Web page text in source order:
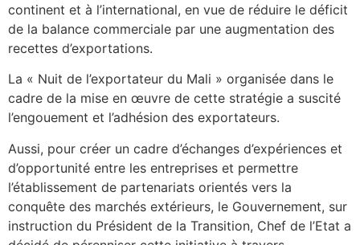
continent et à l’international, en vue de réduire le déficit
de la balance commerciale par une augmentation des
recettes d’exportations.
La « Nuit de l’exportateur du Mali » organisée dans le
cadre de la mise en œuvre de cette stratégie a suscité
l’engouement et l’adhésion des exportateurs.
Aussi, pour créer un cadre d’échanges d’expériences et
d’opportunité entre les entreprises et permettre
l’établissement de partenariats orientés vers la
conquête des marchés extérieurs, le Gouvernement, sur
instruction du Président de la Transition, Chef de l’Etat a